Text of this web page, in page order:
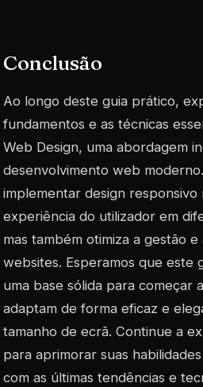
Conclusão
Ao longo deste guia prático,
fundamentos e as técnicas
Web Design, uma abordagem
desenvolvimento web
implementar design responsivo
experiência do utilizador em
mas também otimiza a gestão
websites. Esperamos que este
uma base sólida para começar
adaptam de forma eficaz e
tamanho de ecrã. Continue a
para aprimorar suas
com as últimas tendências e